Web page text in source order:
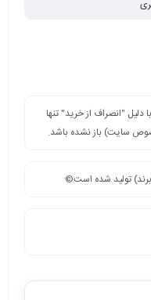
"انصراف از خرید" تنها
سایت) باز نشده باشد.
تولید شده است©️